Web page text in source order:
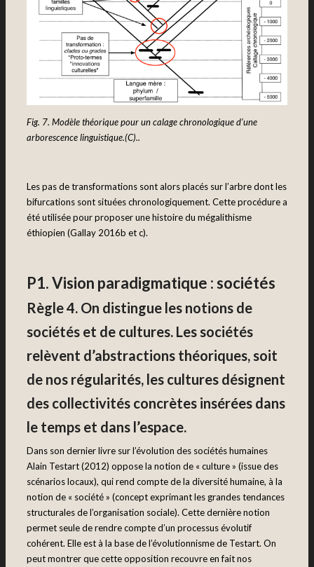
Fig. 7. Modèle théorique pour un calage chronologique d’une
arborescence linguistique.(C)..
Les pas de transformations sont alors placés sur l’arbre dont les
bifurcations sont situées chronologiquement. Cette procédure a
été utilisée pour proposer une histoire du mégalithisme
éthiopien (Gallay 2016b et c).
P1. Vision paradigmatique : sociétés
Règle 4. On distingue les notions de
sociétés et de cultures. Les sociétés
relèvent d’abstractions théoriques, soit
de nos régularités, les cultures désignent
des collectivités concrètes insérées dans
le temps et dans l’espace.
Dans son dernier livre sur l’évolution des sociétés humaines
Alain Testart (2012) oppose la notion de « culture » (issue des
scénarios locaux), qui rend compte de la diversité humaine, à la
notion de « société » (concept exprimant les grandes tendances
structurales de l’organisation sociale). Cette dernière notion
permet seule de rendre compte d’un processus évolutif
cohérent. Elle est à la base de l’évolutionnisme de Testart. On
peut montrer que cette opposition recouvre en fait nos